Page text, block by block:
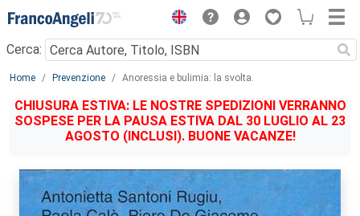
Menu
Cerca:
Main content
Home Prevenzione Anoressia e bulimia: la svolta.
CHIUSURA ESTIVA: LE NOSTRE SPEDIZIONI VERRANNO
SOSPESE PER LA PAUSA ESTIVA DAL 30 LUGLIO AL 23
AGOSTO (INCLUSI). BUONE VACANZE!